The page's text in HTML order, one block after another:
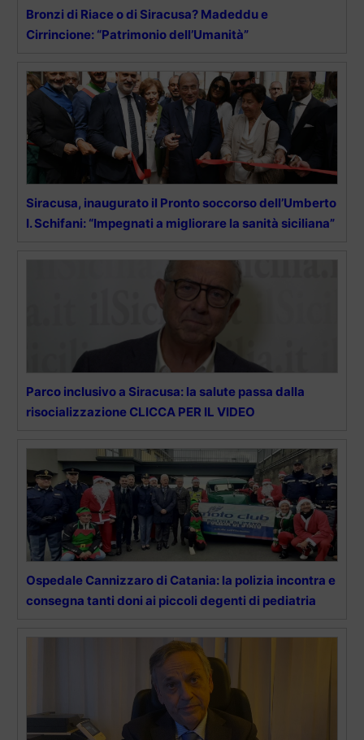
Bronzi di Riace o di Siracusa? Madeddu e
Cirrincione: “Patrimonio dell’Umanità”
Siracusa, inaugurato il Pronto soccorso dell’Umberto
I. Schifani: “Impegnati a migliorare la sanità siciliana”
Parco inclusivo a Siracusa: la salute passa dalla
risocializzazione CLICCA PER IL VIDEO
Ospedale Cannizzaro di Catania: la polizia incontra e
consegna tanti doni ai piccoli degenti di pediatria